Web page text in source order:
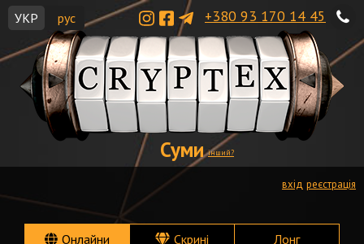
+380 93 170 14 45
Суми інший?
вхід реєстрація
УКР рус
Онлайни Скрині Лонг